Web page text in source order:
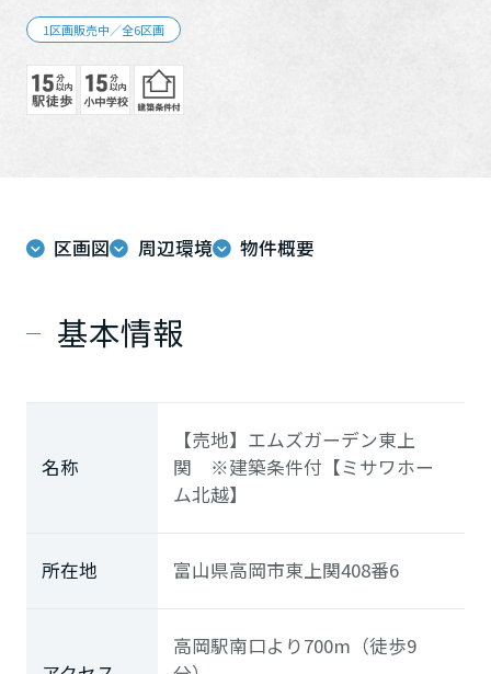
住まいの売却
ホームラウンジ 新築・戸建て
ホームラウンジ 土地活用・賃貸経営
実例動画や基礎知識、収納の工夫など、理想の住まいを叶えるリフ
ォームの具体策とアイデアを豊富にご用意しています。
ホームラウンジ リフォーム
向のまちづくりを実現していきます。
ホームを結ぶコミュニケーションサイト。お得・便利・安心なコン
テンツや、ミサワホームからの大切なお知らせなど配信していま
新卒者採用
ウエルネス事業
海外事業
ミサワアイデンティティ
1区画販売中／全6区画
区画図 周辺環境 物件概要
基本情報
名称
【売地】エムズガーデン東上
関 ※建築条件付【ミサワホー
ム北越】
所在地 富山県高岡市東上関408番6
高岡駅南口より700m（徒歩9